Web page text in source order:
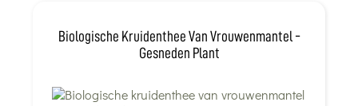
Biologische Kruidenthee Van Vrouwenmantel -
Gesneden Plant